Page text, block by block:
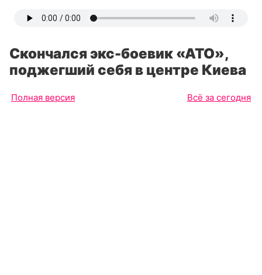
Скончался экс-боевик «АТО»,
поджегший себя в центре Киева
Полная версия Всё за сегодня